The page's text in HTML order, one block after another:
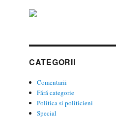
CATEGORII
Comentarii
Fără categorie
Politica si politicieni
Special